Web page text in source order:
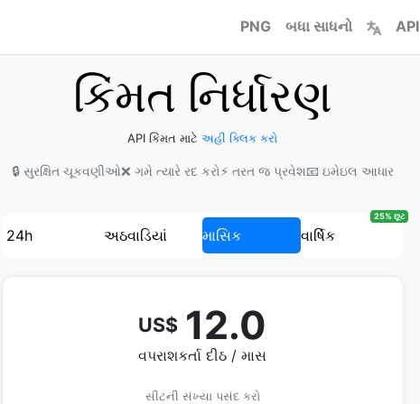
PNG બધા સાધનો API
કિંમત નિર્ધારણ
API કિંમત માટે અહીં ક્લિક કરો
🔒 સુરક્ષિત ચૂકવણીઓ❌ ગમે ત્યારે રદ કરો ⚡ તરત જ પ્રવેશ📧 ઇમેઇલ આધાર
24h અઠવાડિયાં માસિક વાર્ષિક
25% છૂટ
US$ 12.0
વપરાશકર્તા દીઠ / માસ
સીટની સંખ્યા પસંદ કરો